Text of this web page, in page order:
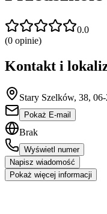
0.0
(0 opinie)
Kontakt i
Stary Szelków, 38,
Pokaż E-mail
Brak
Wyświetl numer
Napisz wiadomość
Pokaż więcej informacji